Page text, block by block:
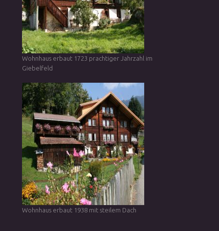
Wohnhaus erbaut 1723 prachtiger Jahrzahl im
Giebelfeld
Wohnhaus erbaut 1938 mit steilem Dach